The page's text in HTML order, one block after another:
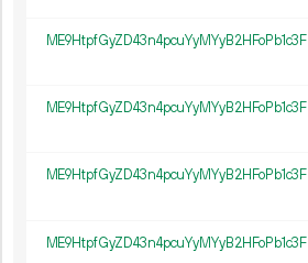
ME9HtpfGyZD43n4pcuYyMYyB2HFoPb1c3F
ME9HtpfGyZD43n4pcuYyMYyB2HFoPb1c3F
ME9HtpfGyZD43n4pcuYyMYyB2HFoPb1c3F
ME9HtpfGyZD43n4pcuYyMYyB2HFoPb1c3F